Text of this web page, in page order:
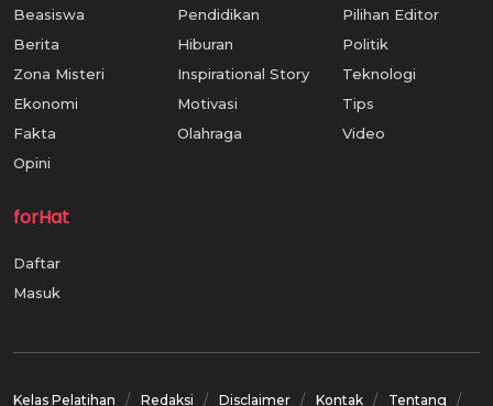
Beasiswa
Berita
Zona Misteri
Ekonomi
Fakta
Opini
Pendidikan
Hiburan
Inspirational Story
Motivasi
Olahraga
Pilihan Editor
Politik
Teknologi
Tips
Video
forHat
Daftar
Masuk
Kelas Pelatihan Redaksi Disclaimer Kontak Tentang